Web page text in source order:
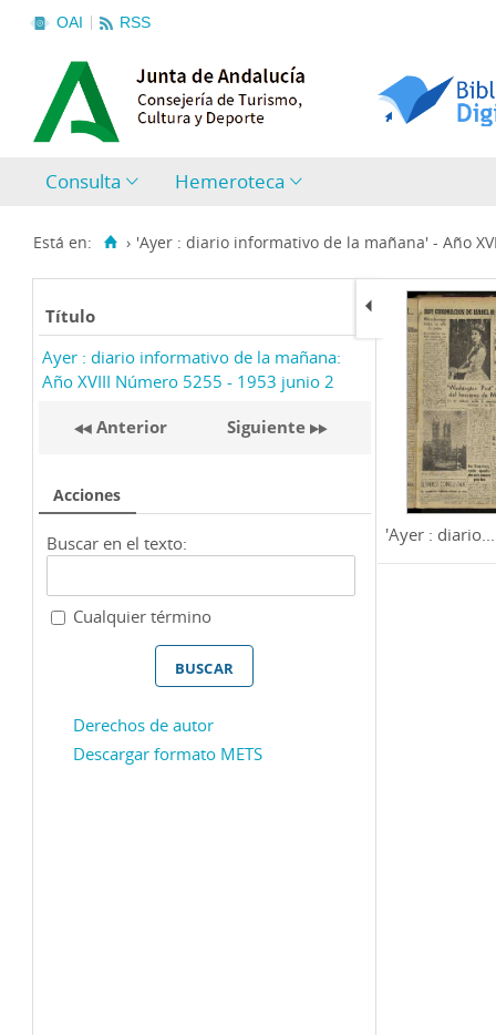
OAI RSS
Consulta Hemeroteca
Está en: › 'Ayer : diario informativo de la mañana' - Año
Título
Ayer : diario informativo de la mañana:
Año XVIII Número 5255 - 1953 junio 2
Anterior Siguiente
Acciones
Buscar en el texto:
Cualquier término
Derechos de autor
Descargar formato METS
'Ayer : diario...